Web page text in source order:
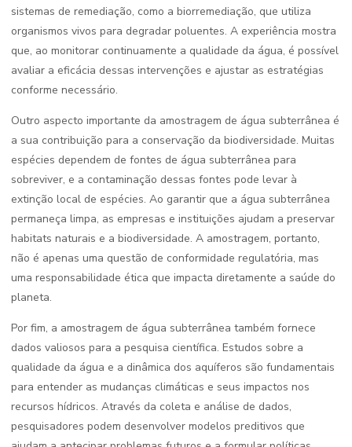
sistemas de remediação, como a biorremediação, que utiliza
organismos vivos para degradar poluentes. A experiência mostra
que, ao monitorar continuamente a qualidade da água, é possível
avaliar a eficácia dessas intervenções e ajustar as estratégias
conforme necessário.
Outro aspecto importante da amostragem de água subterrânea é
a sua contribuição para a conservação da biodiversidade. Muitas
espécies dependem de fontes de água subterrânea para
sobreviver, e a contaminação dessas fontes pode levar à
extinção local de espécies. Ao garantir que a água subterrânea
permaneça limpa, as empresas e instituições ajudam a preservar
habitats naturais e a biodiversidade. A amostragem, portanto,
não é apenas uma questão de conformidade regulatória, mas
uma responsabilidade ética que impacta diretamente a saúde do
planeta.
Por fim, a amostragem de água subterrânea também fornece
dados valiosos para a pesquisa científica. Estudos sobre a
qualidade da água e a dinâmica dos aquíferos são fundamentais
para entender as mudanças climáticas e seus impactos nos
recursos hídricos. Através da coleta e análise de dados,
pesquisadores podem desenvolver modelos preditivos que